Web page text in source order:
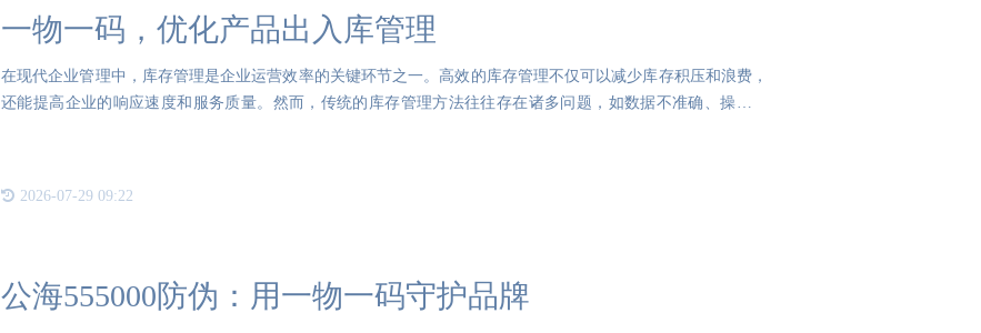
一物一码，优化产品出入库管理
在现代企业管理中，库存管理是企业运营效率的关键环节之一。高效的库存管理不仅可以减少库存积压和浪费，
还能提高企业的响应速度和服务质量。然而，传统的库存管理方法往往存在诸多问题，如数据不准确、操作繁
2026-07-29 09:22
公海555000防伪：用一物一码守护品牌